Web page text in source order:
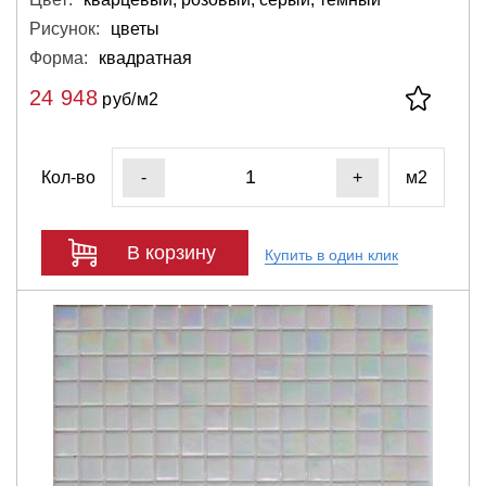
Рисунок:
цветы
Форма:
квадратная
24 948руб/м2
Кол-во - + м2
В корзину Купить в один клик